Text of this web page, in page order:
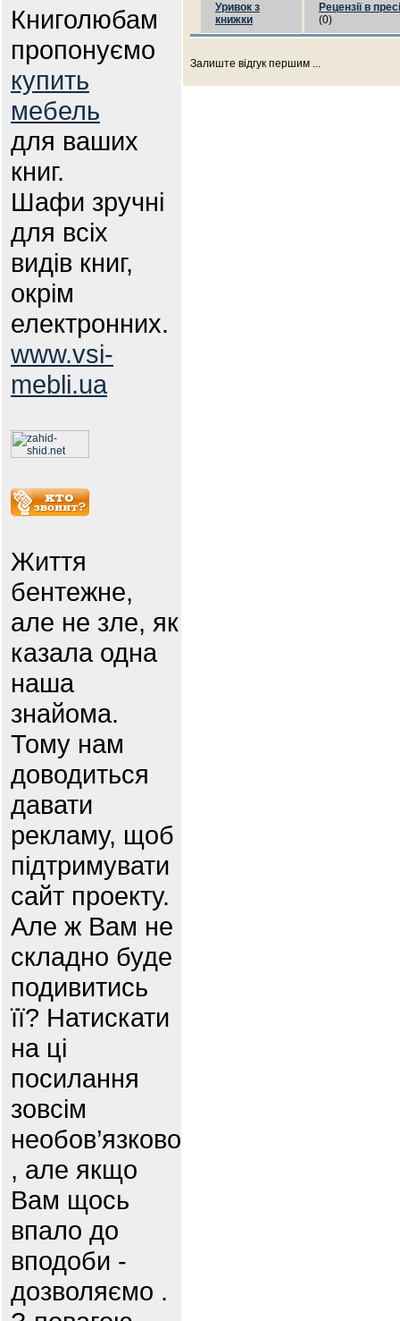
Книголюбам
пропонуємо
купить
мебель
для ваших
книг.
Шафи зручні
для всіх
видів книг,
окрім
електронних.
www.vsi-
mebli.ua
Життя
бентежне,
але не зле, як
казала одна
наша
знайома.
Тому нам
доводиться
давати
рекламу, щоб
підтримувати
сайт проекту.
Але ж Вам не
складно буде
подивитись
її? Натискати
на ці
посилання
зовсім
необов’язково
, але якщо
Вам щось
впало до
вподоби -
дозволяємо .
Уривок з
книжки
Рецензії в пресі
(0)
Залиште відгук першим ...